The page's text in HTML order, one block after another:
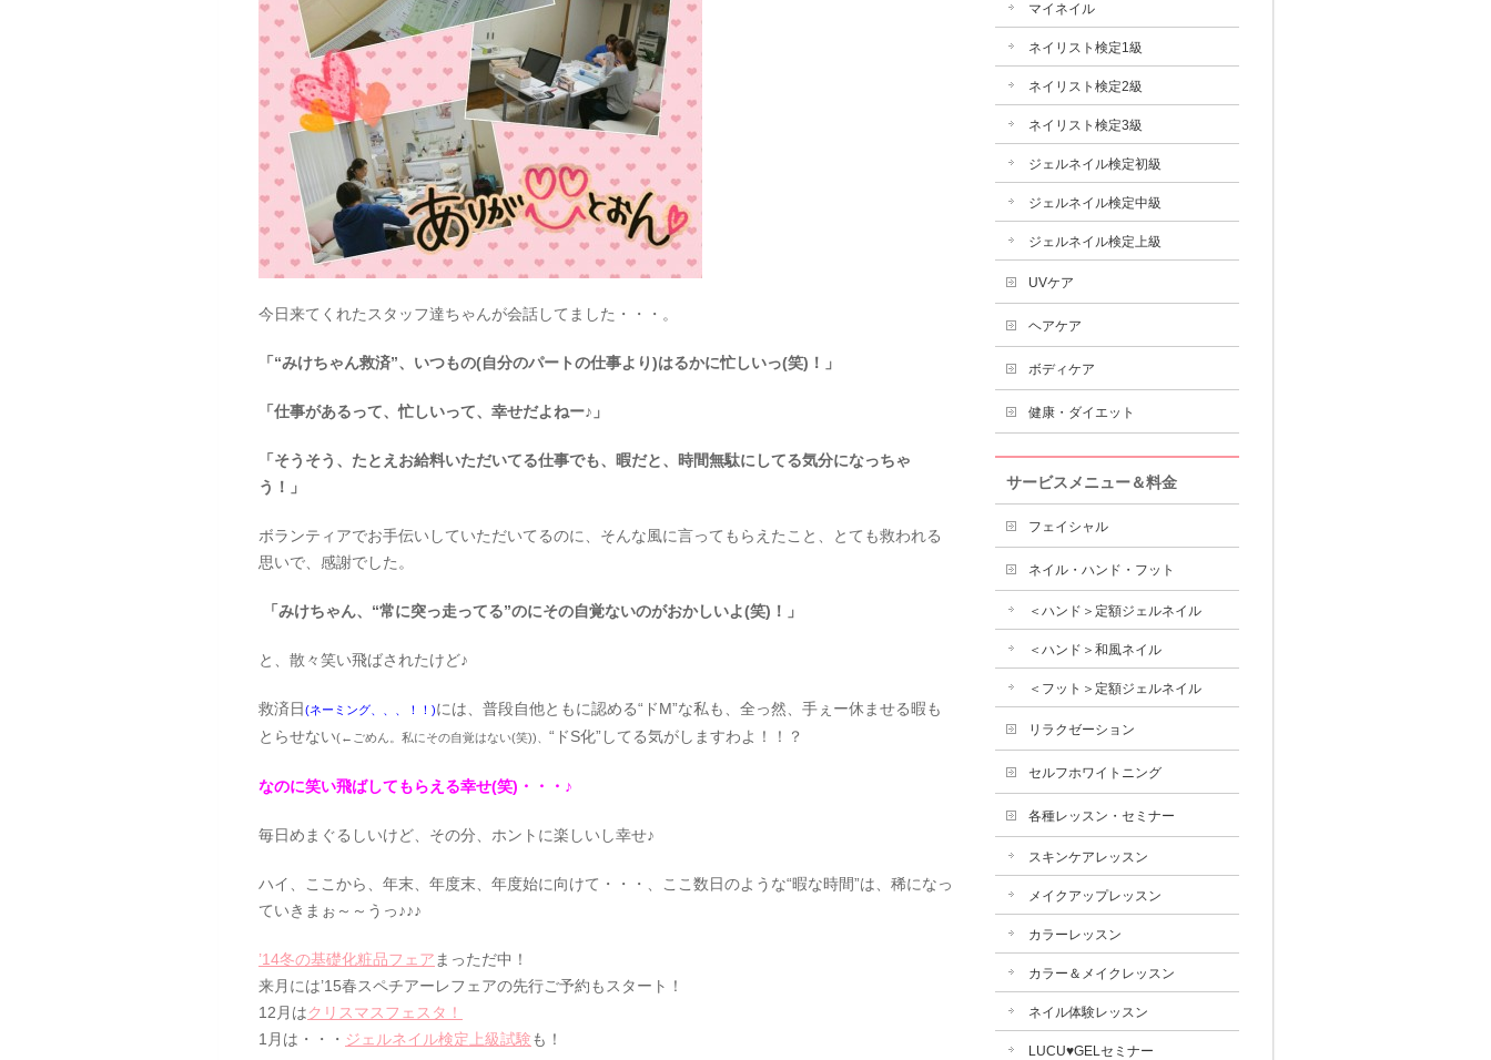
今日来てくれたスタッフ達ちゃんが会話してました・・・。
「“みけちゃん救済”、いつもの(自分のパートの仕事より)はるかに忙しいっ(笑)！」
「仕事があるって、忙しいって、幸せだよねー♪」
「そうそう、たとえお給料いただいてる仕事でも、暇だと、時間無駄にしてる気分になっちゃ
う！」
ボランティアでお手伝いしていただいてるのに、そんな風に言ってもらえたこと、とても救われる
思いで、感謝でした。
「みけちゃん、“常に突っ走ってる”のにその自覚ないのがおかしいよ(笑)！」
と、散々笑い飛ばされたけど♪
救済日(ネーミング、、、！！)には、普段自他ともに認める“ドM”な私も、全っ然、手ぇー休ませる暇も
とらせない(←ごめん。私にその自覚はない(笑))、 “ドS化”してる気がしますわよ！！？
なのに笑い飛ばしてもらえる幸せ(笑)・・・♪
毎日めまぐるしいけど、その分、ホントに楽しいし幸せ♪
ハイ、ここから、年末、年度末、年度始に向けて・・・、ここ数日のような“暇な時間”は、稀になっ
ていきまぉ～～うっ♪♪♪
’14冬の基礎化粧品フェア まっただ中！
来月には’15春スペチアーレフェアの先行ご予約もスタート！
12月はクリスマスフェスタ！
1月は・・・ ジェルネイル検定上級試験も！
マイネイル
ネイリスト検定1級
ネイリスト検定2級
ネイリスト検定3級
ジェルネイル検定初級
ジェルネイル検定中級
ジェルネイル検定上級
UVケア
ヘアケア
ボディケア
健康・ダイエット
サービスメニュー＆料金
フェイシャル
ネイル・ハンド・フット
＜ハンド＞定額ジェルネイル
＜ハンド＞和風ネイル
＜フット＞定額ジェルネイル
リラクゼーション
セルフホワイトニング
各種レッスン・セミナー
スキンケアレッスン
メイクアップレッスン
カラーレッスン
カラー＆メイクレッスン
ネイル体験レッスン
LUCU♥GELセミナー